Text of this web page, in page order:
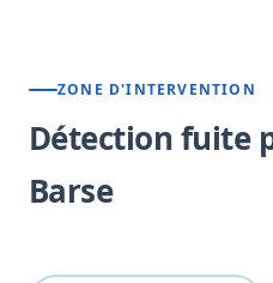
ZONE D'INTERVENTION
Détection fuite
Barse